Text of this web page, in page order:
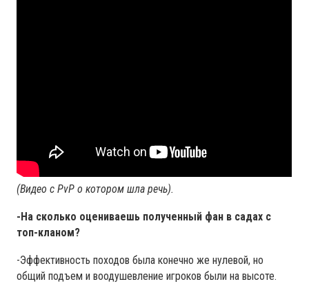
(Видео с PvP о котором шла речь).
-На сколько оцениваешь полученный фан в садах с
топ-кланом?
-Эффективность походов была конечно же нулевой, но
общий подъем и воодушевление игроков были на высоте.